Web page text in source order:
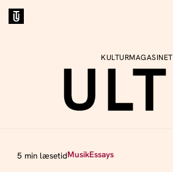
KULTURMAGASINET
5 min læsetidMusikEssays